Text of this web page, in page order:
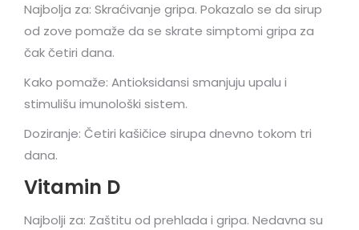
Najbolja za: Skraćivanje gripa. Pokazalo se da sirup
od zove pomaže da se skrate simptomi gripa za
čak četiri dana.
Kako pomaže: Antioksidansi smanjuju upalu i
stimulišu imunološki sistem.
Doziranje: Četiri kašičice sirupa dnevno tokom tri
dana.
Vitamin D
Najbolji za: Zaštitu od prehlada i gripa. Nedavna su